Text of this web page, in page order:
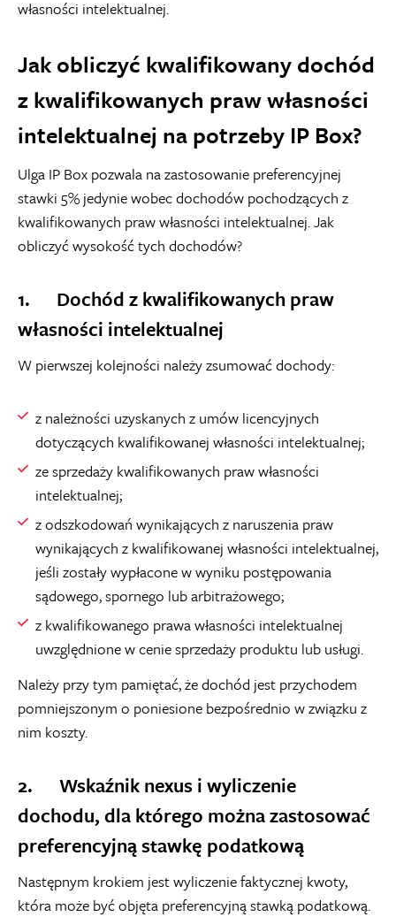
własności intelektualnej.
Jak obliczyć kwalifikowany dochód
z kwalifikowanych praw własności
intelektualnej na potrzeby IP Box?
Ulga IP Box pozwala na zastosowanie preferencyjnej
stawki 5% jedynie wobec dochodów pochodzących z
kwalifikowanych praw własności intelektualnej. Jak
obliczyć wysokość tych dochodów?
1. Dochód z kwalifikowanych praw
własności intelektualnej
W pierwszej kolejności należy zsumować dochody:
z należności uzyskanych z umów licencyjnych
dotyczących kwalifikowanej własności intelektualnej;
ze sprzedaży kwalifikowanych praw własności
intelektualnej;
z odszkodowań wynikających z naruszenia praw
wynikających z kwalifikowanej własności intelektualnej,
jeśli zostały wypłacone w wyniku postępowania
sądowego, spornego lub arbitrażowego;
z kwalifikowanego prawa własności intelektualnej
uwzględnione w cenie sprzedaży produktu lub usługi.
Należy przy tym pamiętać, że dochód jest przychodem
pomniejszonym o poniesione bezpośrednio w związku z
nim koszty.
2. Wskaźnik nexus i wyliczenie
dochodu, dla którego można zastosować
preferencyjną stawkę podatkową
Następnym krokiem jest wyliczenie faktycznej kwoty,
która może być objęta preferencyjną stawką podatkową.